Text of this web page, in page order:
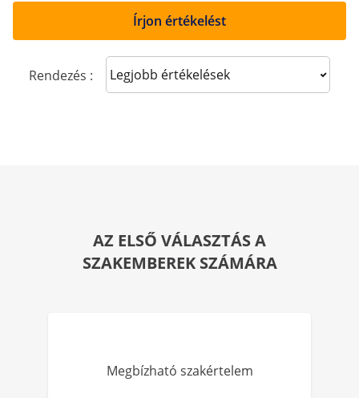
Írjon értékelést
Rendezés : Sort reviews
AZ ELSŐ VÁLASZTÁS A
SZAKEMBEREK SZÁMÁRA
Megbízható szakértelem